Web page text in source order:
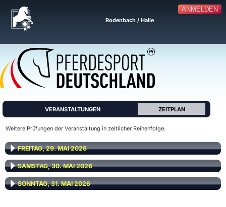
ANMELDEN
Rodenbach / Halle
VERANSTALTUNGEN ZEITPLAN
Weitere Prüfungen der Veranstaltung in zeitlicher Reihenfolge:
FREITAG, 29. MAI 2026
SAMSTAG, 30. MAI 2026
SONNTAG, 31. MAI 2026